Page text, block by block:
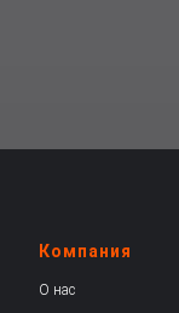
Компания
О нас